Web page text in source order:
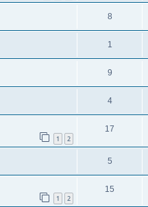
8
1
9
4
1 2
17
5
1 2
15